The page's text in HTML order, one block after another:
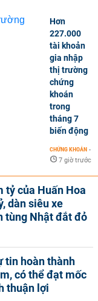
Hơn
227.000
tài khoản
gia nhập
thị trường
chứng
khoán
trong
tháng 7
biến động
CHỨNG KHOÁN -
7 giờ trước
tỷ của Huấn Hoa
dàn siêu xe
tùng Nhật đắt đỏ
tin hoàn thành
có thể đạt mốc
thuận lợi